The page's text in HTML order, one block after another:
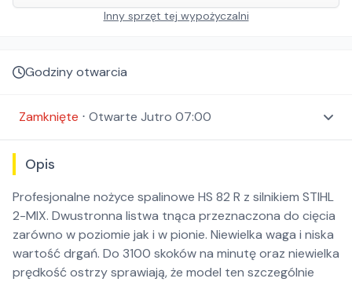
Inny sprzęt tej wypożyczalni
Godziny otwarcia
Zamknięte ⋅ Otwarte Jutro 07:00
Opis
Profesjonalne nożyce spalinowe HS 82 R z silnikiem STIHL
2-MIX. Dwustronna listwa tnąca przeznaczona do cięcia
zarówno w poziomie jak i w pionie. Niewielka waga i niska
wartość drgań. Do 3100 skoków na minutę oraz niewielka
prędkość ostrzy sprawiają, że model ten szczególnie